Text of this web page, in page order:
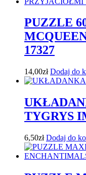
PUZZLE
17327
14,00zł Dodaj do
TYGRYS
6,50zł Dodaj do